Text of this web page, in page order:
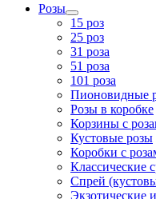
Розы
15 роз
25 роз
31 роза
51 роза
101 роза
Пионовидные
Розы в коробке
Корзины с
Кустовые розы
Коробки с
Классические
Спрей
Экзотические